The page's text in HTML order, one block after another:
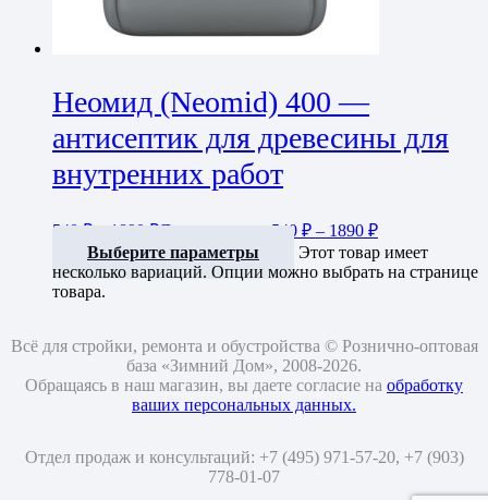
Неомид (Neomid) 400 —
антисептик для древесины для
внутренних работ
540 ₽ 1890 ₽Диапазон цен: 540 ₽ – 1890 ₽
Выберите параметры
Этот товар имеет
несколько вариаций. Опции можно выбрать на странице
товара.
Всё для стройки, ремонта и обустройства © Рознично-оптовая
база «Зимний Дом», 2008-2026.
Обращаясь в наш магазин, вы даете согласие на обработку
ваших персональных данных.
Отдел продаж и консультаций: +7 (495) 971-57-20, +7 (903)
778-01-07